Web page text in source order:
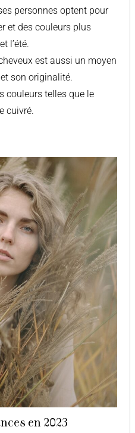
personnes optent pour
et des couleurs plus
l’été.
est aussi un moyen
son originalité.
couleurs telles que le
cuivré.
en 2023